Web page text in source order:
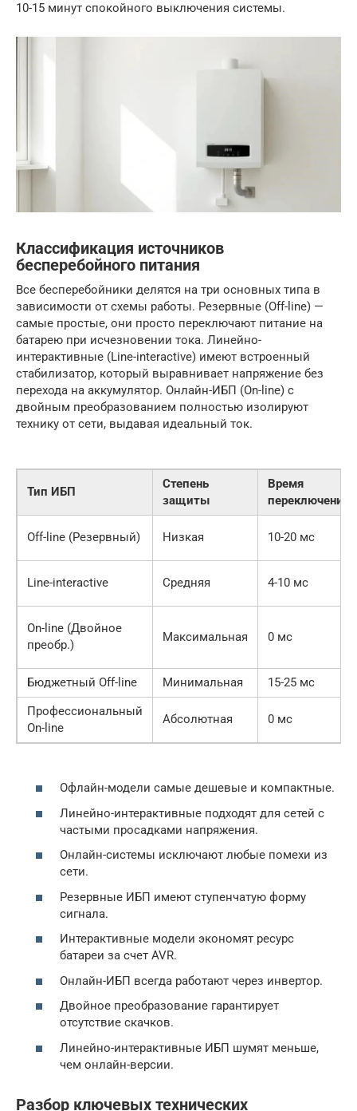
10-15 минут спокойного выключения системы.
Классификация источников
бесперебойного питания
Все бесперебойники делятся на три основных типа в
зависимости от схемы работы. Резервные (Off-line) —
самые простые, они просто переключают питание на
батарею при исчезновении тока. Линейно-
интерактивные (Line-interactive) имеют встроенный
стабилизатор, который выравнивает напряжение без
перехода на аккумулятор. Онлайн-ИБП (On-line) с
двойным преобразованием полностью изолируют
технику от сети, выдавая идеальный ток.
Тип ИБП
Степень
защиты
Время
переключения
Off-line (Резервный) Низкая 10-20 мс
Line-interactive Средняя 4-10 мс
On-line (Двойное
преобр.)
Максимальная 0 мс
Бюджетный Off-line Минимальная
15-25 мс
Профессиональный
On-line
Абсолютная 0 мс
Офлайн-модели самые дешевые и компактные.
Линейно-интерактивные подходят для сетей с
частыми просадками напряжения.
Онлайн-системы исключают любые помехи из
сети.
Резервные ИБП имеют ступенчатую форму
сигнала.
Интерактивные модели экономят ресурс
батареи за счет AVR.
Онлайн-ИБП всегда работают через инвертор.
Двойное преобразование гарантирует
отсутствие скачков.
Линейно-интерактивные ИБП шумят меньше,
чем онлайн-версии.
Разбор ключевых технических